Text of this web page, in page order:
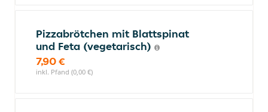
Pizzabrötchen mit Blattspinat
und Feta (vegetarisch)
7,90 €
inkl. Pfand (0,00 €)